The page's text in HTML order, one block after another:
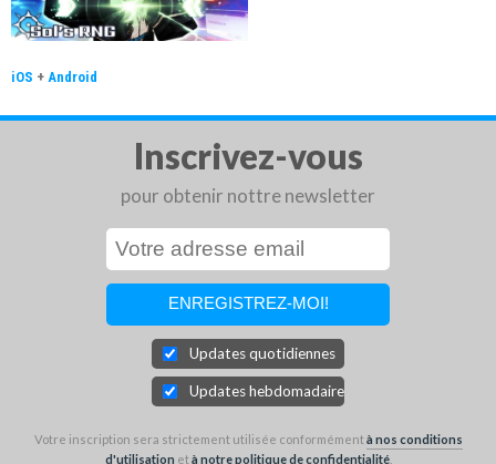
iOS + Android
Inscrivez-vous
pour obtenir nottre newsletter
Updates quotidiennes
Updates hebdomadaires
Votre inscription sera strictement utilisée conformémentà nos conditions
d'utilisation età notre politique de confidentialité.